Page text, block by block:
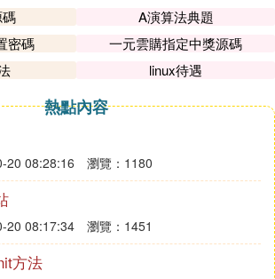
A演算法典題
密碼
一元雲購指定中獎源碼
linux待遇
熱點內容
20 08:28:16 瀏覽：1180
20 08:17:34 瀏覽：1451
方法